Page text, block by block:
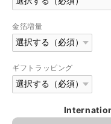
金箔増量
ギフトラッピング